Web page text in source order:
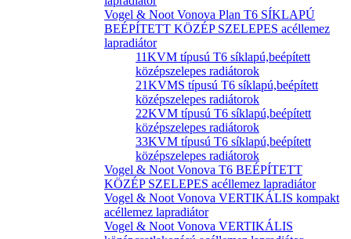
Vogel & Noot Vonova Plan T6 SÍKLAPÚ
BEÉPÍTETT KÖZÉP SZELEPES acéllemez
lapradiátor
11KVM típusú T6 síklapú,beépített
középszelepes radiátorok
21KVMS típusú T6 síklapú,beépített
középszelepes radiátorok
22KVM típusú T6 síklapú,beépített
középszelepes radiátorok
33KVM típusú T6 síklapú,beépített
középszelepes radiátorok
Vogel & Noot Vonova T6 BEÉPÍTETT
KÖZÉP SZELEPES acéllemez lapradiátor
Vogel & Noot Vonova VERTIKÁLIS kompakt
acéllemez lapradiátor
Vogel & Noot Vonova VERTIKÁLIS